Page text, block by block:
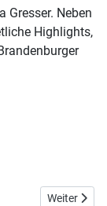
Gresser. Neben
Highlights,
Nächster
Weiter